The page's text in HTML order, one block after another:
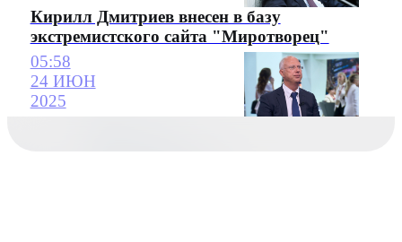
Кирилл Дмитриев внесен в базу
экстремистского сайта "Миротворец"
05:58
24 ИЮН
2025